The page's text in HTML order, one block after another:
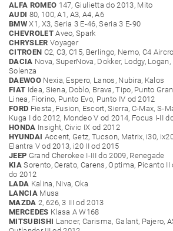
ALFA ROMEO 147, Giulietta do 2013, Mito
AUDI 80, 100, A1, A3, A4, A6
BMWX1, X3, Seria 3 E-46, Seria 3 E-90
CHEVROLETAveo, Spark
CHRYSLER Voyager
CITROEN C2, C3, C15, Berlingo, Nemo, C4
DACIA Nova, SuperNova, Dokker, Lodgy,
Solenza
DAEWOONexia, Espero, Lanos, Nubira, Kalos
FIAT Idea, Siena, Doblo, Brava, Tipo, Punto
Linea, Fiorino, Punto Evo, Punto IV od 2012
FORD Fiesta, Fusion, Escort, Sierra, C-Max, S-
Kuga I do 2012, Mondeo V od 2014, Focus I-II
HONDA Insight, Civic IX od 2012
HYUNDAI Accent, Getz, Tucson, Matrix, i30,
Elantra V od 2013, i20 II od 2015
JEEP Grand Cherokee I-III do 2009, Renegade
KIASorento, Cerato, Carens, Optima, Picanto II
do 2012
LADA Kalina, Niva, Oka
LANCIAMusa
MAZDA 2, 626, 3 III od 2013
MERCEDES Klasa A W168
MITSUBISHI Lancer, Carisma, Galant, Pajero,